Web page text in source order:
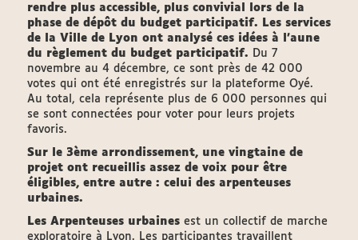
rendre plus accessible, plus convivial lors de la
phase de dépôt du budget participatif. Les services
de la Ville de Lyon ont analysé ces idées à l’aune
du règlement du budget participatif.
Du 7
novembre au 4 décembre, ce sont près de 42 000
votes qui ont été enregistrés sur la plateforme Oyé.
Au total, cela représente plus de 6 000 personnes qui
se sont connectées pour voter pour leurs projets
favoris.
Sur le 3ème arrondissement, une vingtaine de
projet ont recueillis assez de voix pour être
éligibles, entre autre : celui des arpenteuses
urbaines.
Les Arpenteuses urbaines est un collectif de marche
exploratoire à Lyon. Les participantes travaillent